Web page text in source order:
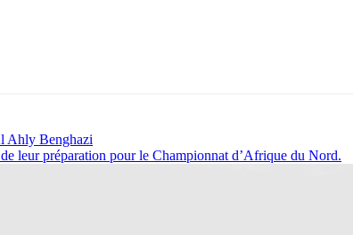
Ahly Benghazi
leur préparation pour le Championnat d’Afrique du Nord.